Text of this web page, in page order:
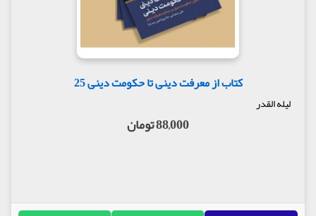
کتاب از معرفت دینی تا حکومت دینی 25
لیله القدر
88,000 تومان